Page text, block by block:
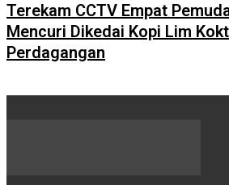
Terekam CCTV Empat
Mencuri Dikedai Kopi Lim
Perdagangan